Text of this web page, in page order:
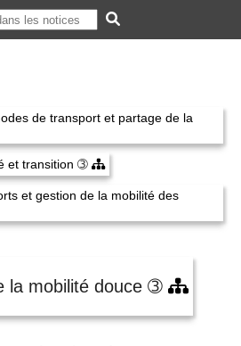
de transport et partage de la
et transition ➂
et gestion de la mobilité des
la mobilité douce ➂